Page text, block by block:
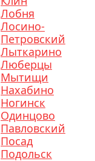
Лобня
Лосино-
Петровский
Лыткарино
Люберцы
Мытищи
Нахабино
Ногинск
Одинцово
Павловский
Посад
Подольск